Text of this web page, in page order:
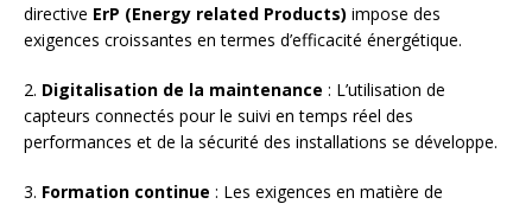
directive ErP (Energy related Products) impose des
exigences croissantes en termes d’efficacité énergétique.
2. Digitalisation de la maintenance : L’utilisation de
capteurs connectés pour le suivi en temps réel des
performances et de la sécurité des installations se développe.
3. Formation continue : Les exigences en matière de